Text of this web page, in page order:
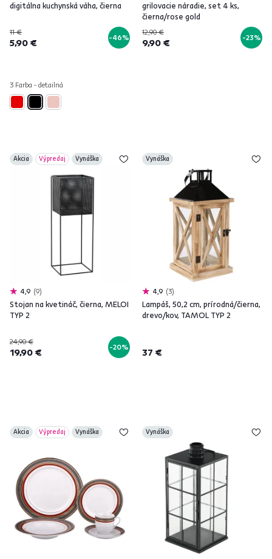
digitálna kuchynská váha, čierna
11 €
5,90 € -46%
3 Farba - detailná
grilovacie náradie, set 4 ks,
čierna/rose gold
12,90 €
9,90 € -23%
Akcia Výpredaj Vynáška
4,9 9
Stojan na kvetináč, čierna, MELOI
TYP 2
24,90 €
19,90 € -20%
Vynáška
4,9 3
Lampáš, 50,2 cm, prírodná/čierna,
drevo/kov, TAMOL TYP 2
37 €
Akcia Výpredaj Vynáška Vynáška